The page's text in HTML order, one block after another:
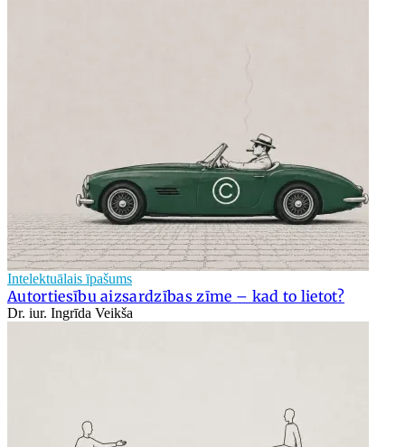
Intelektuālais īpašums
Autortiesību aizsardzības zīme – kad to lietot?
Dr. iur. Ingrīda Veikša